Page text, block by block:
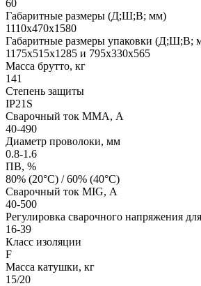
60
Габаритные размеры (Д;Ш;В; мм)
1110х470х1580
Габаритные размеры упаковки (Д;Ш;В;
1175х515х1285 и 795x330x565
Масса брутто, кг
141
Степень защиты
IP21S
Сварочный ток ММА, А
40-490
Диаметр проволоки, мм
0.8-1.6
ПВ, %
80% (20°С) / 60% (40°С)
Сварочный ток MIG, А
40-500
Регулировка сварочного напряжения
16-39
Класс изоляции
F
Масса катушки, кг
15/20